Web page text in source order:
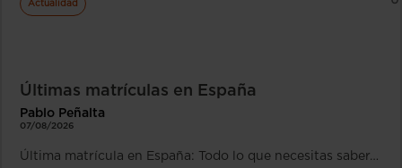
Actualidad
Últimas matrículas en España
Pablo Peñalta
07/08/2026
Última matrícula en España: Todo lo que necesitas saber…